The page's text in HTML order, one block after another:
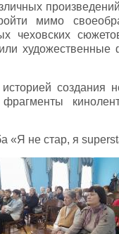
мимо
чеховских
создания
«Я не стар, я